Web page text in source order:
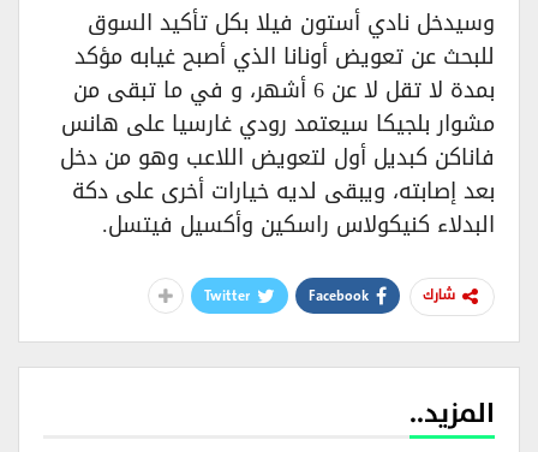
وسيدخل نادي أستون فيلا بكل تأكيد السوق
للبحث عن تعويض أونانا الذي أصبح غيابه مؤكد
بمدة لا تقل لا عن 6 أشهر، و في ما تبقى من
مشوار بلجيكا سيعتمد رودي غارسيا على هانس
فاناكن كبديل أول لتعويض اللاعب وهو من دخل
بعد إصابته، ويبقى لديه خيارات أخرى على دكة
البدلاء كنيكولاس راسكين وأكسيل فيتسل.
شارك Facebook
Twitter
المزيد..